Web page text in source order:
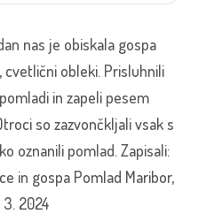
nas je obiskala gospa
obleki. Prisluhnili
in zapeli pesem
so zazvončkljali vsak s
oznanili pomlad. Zapisali:
in gospa Pomlad Maribor,
3. 2024